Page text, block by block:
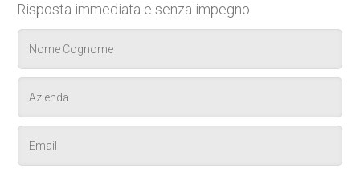
Risposta immediata e senza impegno